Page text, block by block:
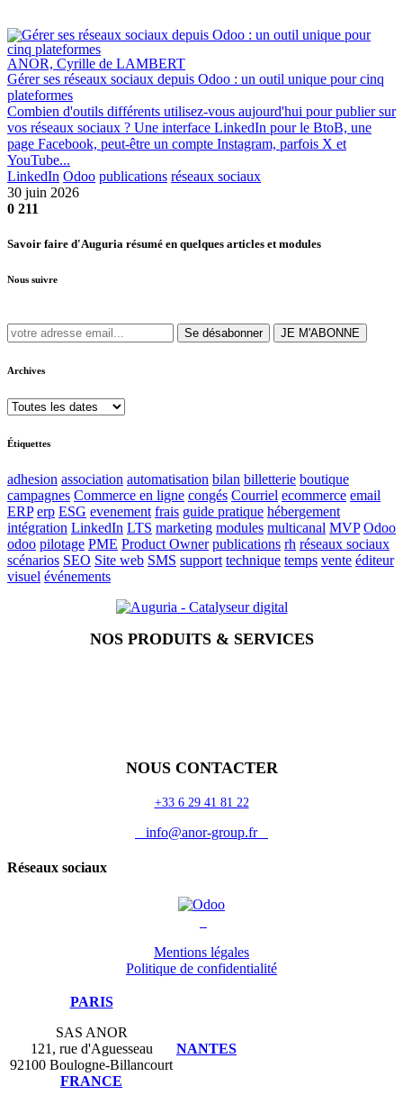
ANOR, Cyrille de LAMBERT
Gérer ses réseaux sociaux depuis Odoo : un outil unique pour cinq
plateformes
Combien d'outils différents utilisez-vous aujourd'hui pour publier sur
vos réseaux sociaux ? Une interface LinkedIn pour le BtoB, une
page Facebook, peut-être un compte Instagram, parfois X et
YouTube...
LinkedIn Odoo publications réseaux sociaux
30 juin 2026
0 211
Savoir faire d'Auguria résumé en quelques articles et modules
Nous suivre
Se désabonner JE M'ABONNE
Archives
Étiquettes
adhesion association automatisation bilan billetterie boutique
campagnes Commerce en ligne congés Courriel ecommerce email
ERP erp ESG evenement frais guide pratique hébergement
intégration LinkedIn LTS marketing modules multicanal MVP Odoo
odoo pilotage PME Product Owner publications rh réseaux sociaux
scénarios SEO Site web SMS support technique temps vente éditeur
visuel événements
NOS PRODUITS & SERVICES
NOUS CONTACTER
+33 6 29 41 81 22
info@anor-group.fr
Réseaux sociaux
Mentions légales
Politique de confidentialité
PARIS
SAS ANOR
121, rue d'Aguesseau
92100 Boulogne-Billancourt
FRANCE
NANTES